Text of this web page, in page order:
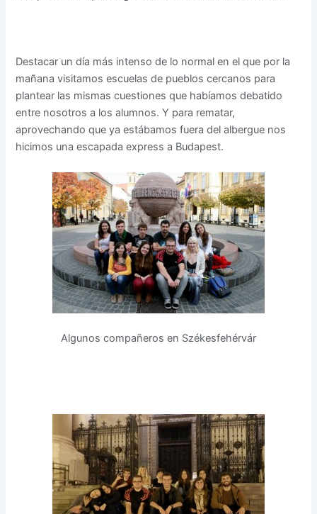
Destacar un día más intenso de lo normal en el que por la
mañana visitamos escuelas de pueblos cercanos para
plantear las mismas cuestiones que habíamos debatido
entre nosotros a los alumnos. Y para rematar,
aprovechando que ya estábamos fuera del albergue nos
hicimos una escapada express a Budapest.
Algunos compañeros en Székesfehérvár